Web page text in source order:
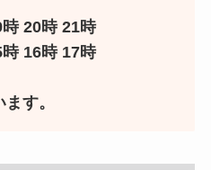
20時 21時
16時 17時
す。